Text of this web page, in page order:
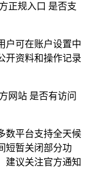
正规入口 是否支
户可在账户设置中
开资料和操作记录
网站 是否有访问
数平台支持全天候
短暂关闭部分功
建议关注官方通知